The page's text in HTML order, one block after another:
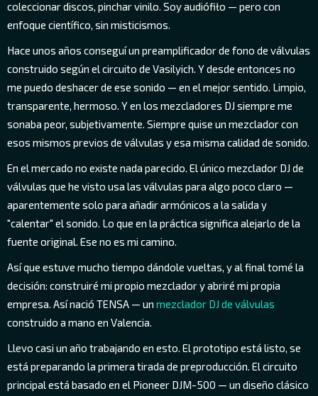
coleccionar discos, pinchar vinilo. Soy audiófiło — pero con
enfoque científico, sin misticismos.
Hace unos años conseguí un preamplificador de fono de válvulas
construido según el circuito de Vasilyich. Y desde entonces no
me puedo deshacer de ese sonido — en el mejor sentido. Limpio,
transparente, hermoso. Y en los mezcladores DJ siempre me
sonaba peor, subjetivamente. Siempre quise un mezclador con
esos mismos previos de válvulas y esa misma calidad de sonido.
En el mercado no existe nada parecido. El único mezclador DJ de
válvulas que he visto usa las válvulas para algo poco claro —
aparentemente solo para añadir armónicos a la salida y
"calentar" el sonido. Lo que en la práctica significa alejarlo de la
fuente original. Ese no es mi camino.
Así que estuve mucho tiempo dándole vueltas, y al final tomé la
decisión: construiré mi propio mezclador y abriré mi propia
empresa. Así nació TENSA — un mezclador DJ de válvulas
construido a mano en Valencia.
Llevo casi un año trabajando en esto. El prototipo está listo, se
está preparando la primera tirada de preproducción. El circuito
principal está basado en el Pioneer DJM-500 — un diseño clásico